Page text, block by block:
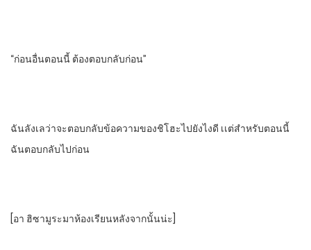
“ก่อนอื่นตอนนี้​ ต้องตอบกลับก่อน”
ฉันลังเลว่าจะตอบกลับข้อความของชิโฮะไปยังไงดี​ เเต่สําหรับตอนนี้
ฉันตอบกลับไปก่อน
[อา​ ฮิซามูระมาห้องเรียนหลังจากนั้นน่ะ]